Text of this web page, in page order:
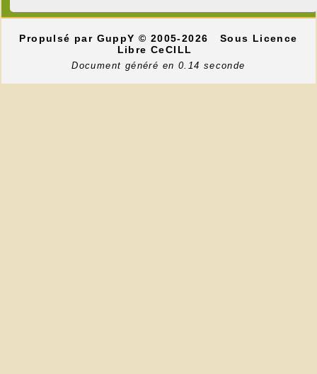
Propulsé par GuppY© 2005-2026
Sous Licence
Libre CeCILL
Document généré en 0.14 seconde